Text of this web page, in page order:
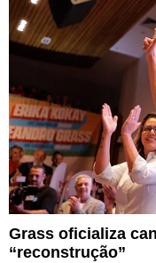
Grass oficializa
“reconstrução”